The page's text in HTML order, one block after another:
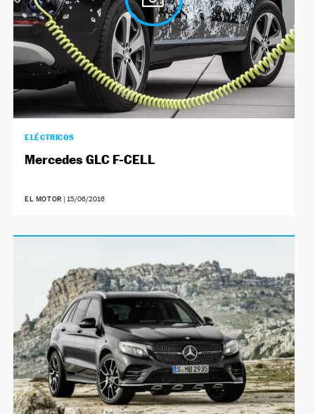
ELÉCTRICOS
Mercedes GLC F-CELL
EL MOTOR | 15/06/2016